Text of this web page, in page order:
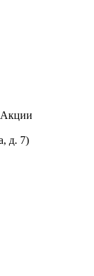
Акции
д. 7)